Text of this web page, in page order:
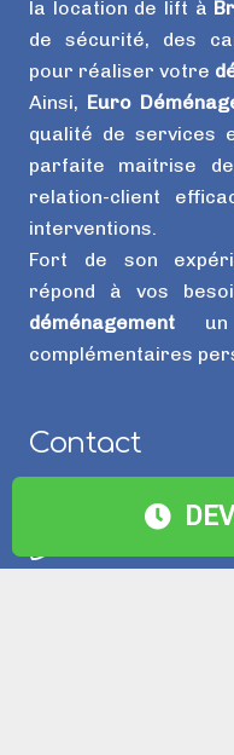
la location de lift à
de sécurité, des
pour réaliser votre
Ainsi, Euro
qualité de services
parfaite maitrise
relation-client
interventions.
Fort de son
répond à vos
déménagement un
complémentaires
Contact